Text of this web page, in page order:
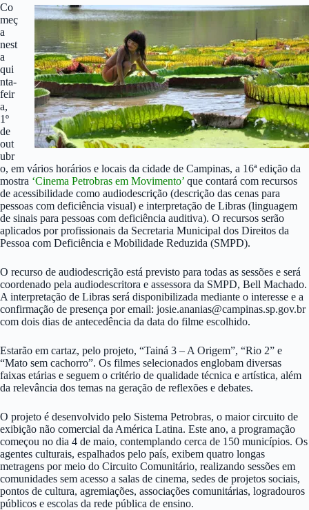
Co
meç
a
nest
a
qui
nta-
feir
a,
1º
de
out
ubr
o, em vários horários e locais da cidade de Campinas, a 16ª edição da
mostra ‘Cinema Petrobras em Movimento’ que contará com recursos
de acessibilidade como audiodescrição (descrição das cenas para
pessoas com deficiência visual) e interpretação de Libras (linguagem
de sinais para pessoas com deficiência auditiva). O recursos serão
aplicados por profissionais da Secretaria Municipal dos Direitos da
Pessoa com Deficiência e Mobilidade Reduzida (SMPD).
O recurso de audiodescrição está previsto para todas as sessões e será
coordenado pela audiodescritora e assessora da SMPD, Bell Machado.
A interpretação de Libras será disponibilizada mediante o interesse e a
confirmação de presença por email: josie.ananias@campinas.sp.gov.br
com dois dias de antecedência da data do filme escolhido.
Estarão em cartaz, pelo projeto, “Tainá 3 – A Origem”, “Rio 2” e
“Mato sem cachorro”. Os filmes selecionados englobam diversas
faixas etárias e seguem o critério de qualidade técnica e artística, além
da relevância dos temas na geração de reflexões e debates.
O projeto é desenvolvido pelo Sistema Petrobras, o maior circuito de
exibição não comercial da América Latina. Este ano, a programação
começou no dia 4 de maio, contemplando cerca de 150 municípios. Os
agentes culturais, espalhados pelo país, exibem quatro longas
metragens por meio do Circuito Comunitário, realizando sessões em
comunidades sem acesso a salas de cinema, sedes de projetos sociais,
pontos de cultura, agremiações, associações comunitárias, logradouros
públicos e escolas da rede pública de ensino.